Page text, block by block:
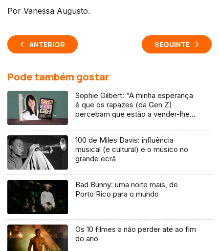
Por Vanessa Augusto.
ANTERIOR SEGUINTE
Pode também gostar
Sophie Gilbert: “A minha esperança
é que os rapazes (da Gen Z)
percebam que estão a vender-lhes
100 de Miles Davis: influência
musical (e cultural) e o músico no
grande ecrã
Bad Bunny: uma noite mais, de
Porto Rico para o mundo
Os 10 filmes a não perder até ao fim
do ano